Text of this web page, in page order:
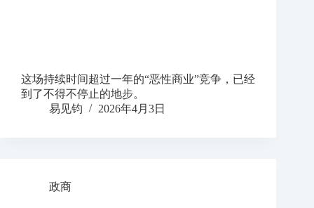
这场持续时间超过一年的“恶性商业”竞争，已经
到了不得不停止的地步。
易见钧
2026年4月3日
政商